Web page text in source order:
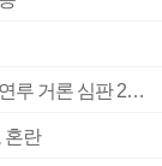
■ 축구협회 ‘성 접대’ 의혹 일파만파…日도 의혹 연루 거론 심판 2명 조사
혼란